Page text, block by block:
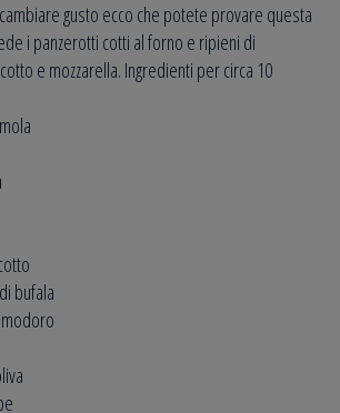
gusto ecco che potete provare questa
i panzerotti cotti al forno e ripieni di
e mozzarella. Ingredienti per circa 10
bufala